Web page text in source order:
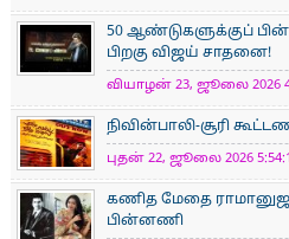
50 ஆண்டுகளுக்குப்
பிறகு விஜய் சாதனை!
வியாழன் 23, ஜூலை 2026
நிவின்பாலி-சூரி
புதன் 22, ஜூலை 2026
கணித மேதை
பின்னணி